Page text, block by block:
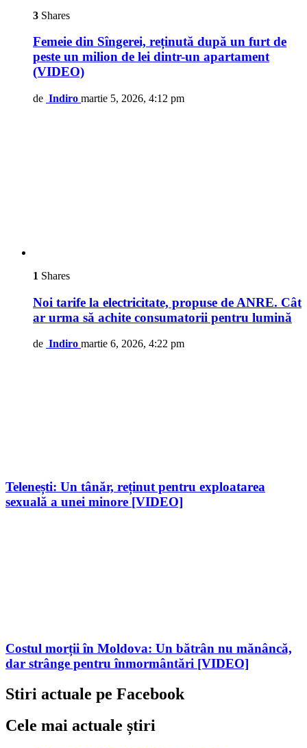
3 Shares
Femeie din Sîngerei, reținută după un furt de
peste un milion de lei dintr-un apartament
(VIDEO)
de Indiro martie 5, 2026, 4:12 pm
1 Shares
Noi tarife la electricitate, propuse de ANRE. Cât
ar urma să achite consumatorii pentru lumină
de Indiro martie 6, 2026, 4:22 pm
Telenești: Un tânăr, reținut pentru exploatarea
sexuală a unei minore [VIDEO]
Costul morții în Moldova: Un bătrân nu mănâncă,
dar strânge pentru înmormântări [VIDEO]
Stiri actuale pe Facebook
Cele mai actuale știri